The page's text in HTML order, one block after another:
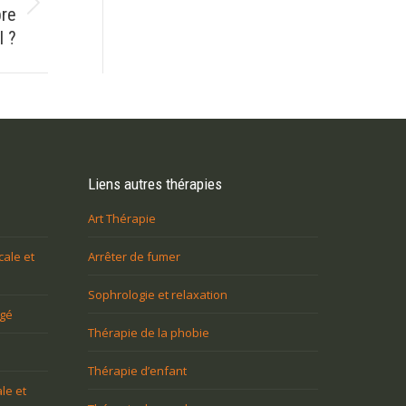
?
et
et
Liens autres thérapies
Art Thérapie
Arrêter de fumer
Sophrologie et relaxation
Thérapie de la phobie
Thérapie d’enfant